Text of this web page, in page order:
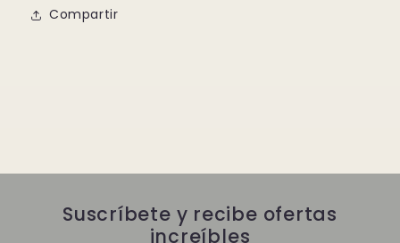
Compartir
Suscríbete y recibe ofertas
increíbles